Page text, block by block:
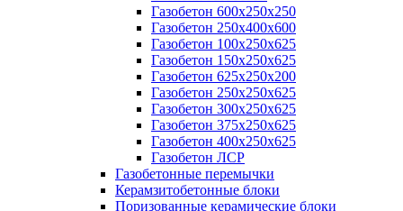
Газобетон 600x250x250
Газобетон 250x400x600
Газобетон 100х250х625
Газобетон 150х250х625
Газобетон 625х250х200
Газобетон 250х250х625
Газобетон 300х250х625
Газобетон 375х250х625
Газобетон 400х250х625
Газобетон ЛСР
Газобетонные перемычки
Керамзитобетонные блоки
Поризованные керамические блоки